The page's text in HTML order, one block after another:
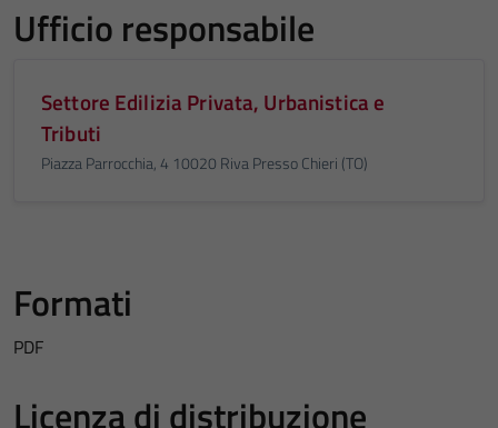
Ufficio responsabile
Settore Edilizia Privata, Urbanistica e
Tributi
Piazza Parrocchia, 4 10020 Riva Presso Chieri (TO)
Formati
PDF
Licenza di distribuzione